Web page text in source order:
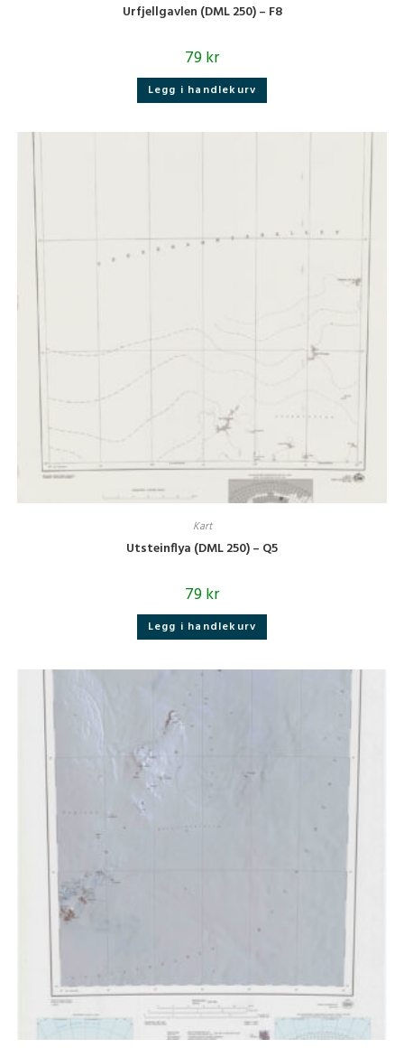
Urfjellgavlen (DML 250) – F8
79kr
Legg i handlekurv
Kart
Utsteinflya (DML 250) – Q5
79kr
Legg i handlekurv